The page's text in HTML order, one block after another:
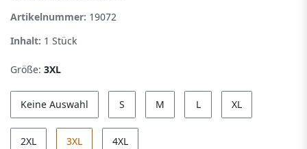
Artikelnummer: 19072
Inhalt: 1 Stück
Größe: 3XL
Keine Auswahl S M L XL
2XL 3XL 4XL